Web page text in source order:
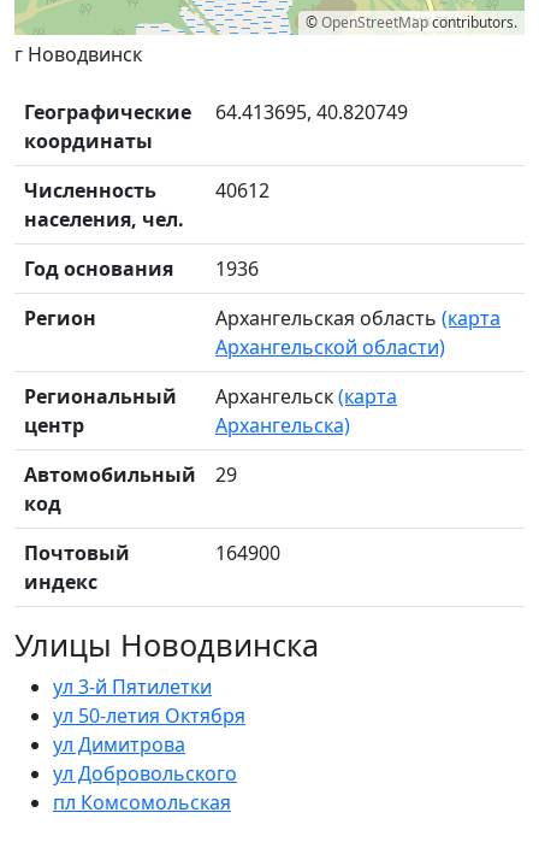
©OpenStreetMapcontributors.
г Новодвинск
Географические
координаты
64.413695, 40.820749
Численность
населения, чел.
40612
Год основания
1936
Регион
Архангельская область (карта
Архангельской области)
Региональный
центр
Архангельск(карта
Архангельска)
Автомобильный
код
29
Почтовый
индекс
164900
Улицы Новодвинска
ул 3-й Пятилетки
ул 50-летия Октября
ул Димитрова
ул Добровольского
пл Комсомольская